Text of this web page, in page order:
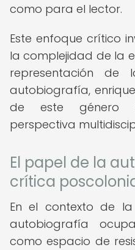
como para el lector.
Este enfoque crítico
la complejidad de la
representación de
autobiografía,
de este género
perspectiva
El papel de la
crítica
En el contexto de
autobiografía
como espacio de